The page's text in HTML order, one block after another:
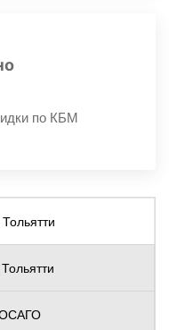
по КБМ